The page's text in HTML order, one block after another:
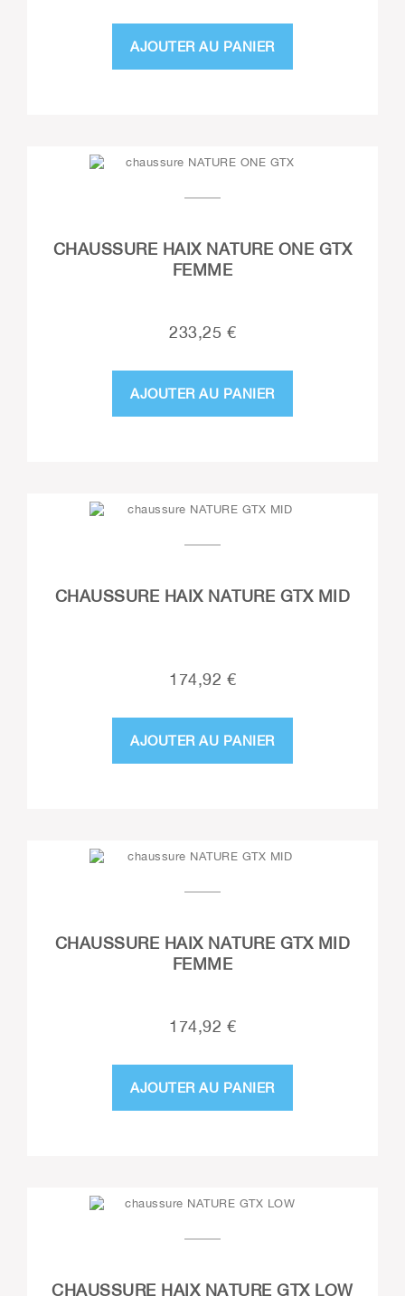
AJOUTER AU PANIER
CHAUSSURE HAIX NATURE ONE GTX
FEMME
233,25 €
AJOUTER AU PANIER
CHAUSSURE HAIX NATURE GTX MID
174,92 €
AJOUTER AU PANIER
CHAUSSURE HAIX NATURE GTX MID
FEMME
174,92 €
AJOUTER AU PANIER
CHAUSSURE HAIX NATURE GTX LOW